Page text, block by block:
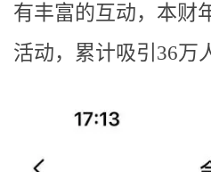
有丰富的互动，本财
活动，累计吸引36万